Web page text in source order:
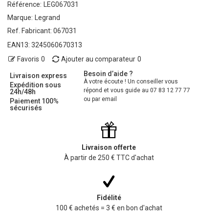
Référence:
LEG067031
Marque:
Legrand
Ref. Fabricant: 067031
EAN13: 3245060670313
Favoris 0 Ajouter au comparateur 0
Livraison express
Expédition sous
24h/48h
Paiement 100%
sécurisés
Besoin d’aide ?
À votre écoute ! Un conseiller vous
répond et vous guide au 07 83 12 77 77
ou par email
Livraison offerte
À partir de 250 € TTC d'achat
Fidélité
100 € achetés = 3 € en bon d'achat